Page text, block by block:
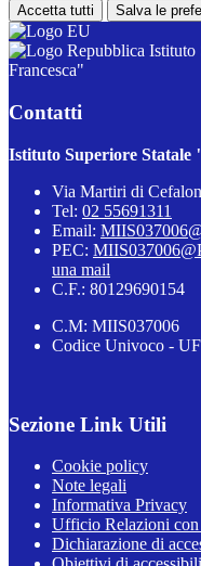
Accetta tutti Salva le
Istituto
Francesca"
Contatti
Istituto Superiore Statale
Via Martiri di
Tel: 02 55691311
Email:
PEC:
una mail
C.F.: 80129690154
C.M: MIIS037006
Codice Univoco -
Sezione Link Utili
Cookie policy
Note legali
Informativa Privacy
Ufficio Relazioni
Dichiarazione di